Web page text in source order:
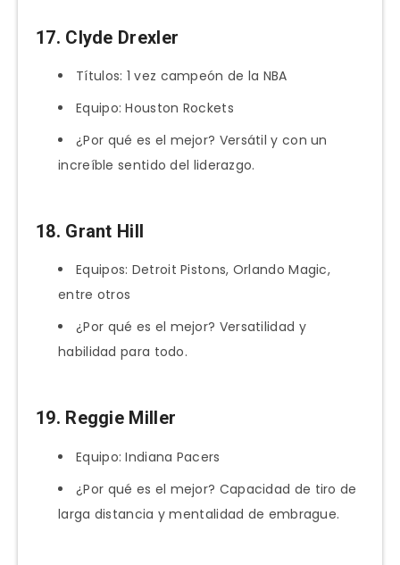
17. Clyde Drexler
Títulos: 1 vez campeón de la NBA
Equipo: Houston Rockets
¿Por qué es el mejor? Versátil y con un
increíble sentido del liderazgo.
18. Grant Hill
Equipos: Detroit Pistons, Orlando Magic,
entre otros
¿Por qué es el mejor? Versatilidad y
habilidad para todo.
19. Reggie Miller
Equipo: Indiana Pacers
¿Por qué es el mejor? Capacidad de tiro de
larga distancia y mentalidad de embrague.